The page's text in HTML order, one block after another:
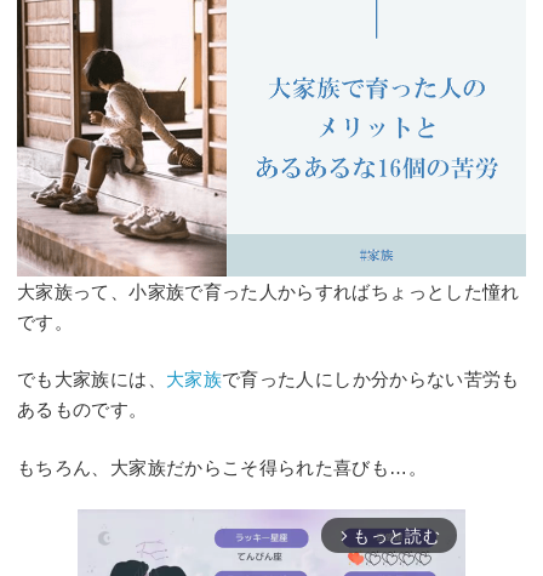
大家族って、小家族で育った人からすればちょっとした憧れ
です。
でも大家族には、 大家族で育った人にしか分からない苦労も
あるものです。
もちろん、大家族だからこそ得られた喜びも…。
arrow_forward_ios もっと読む